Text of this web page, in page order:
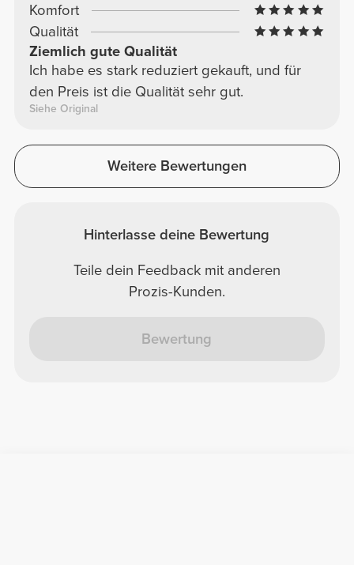
Komfort
Qualität
Ziemlich gute Qualität
Ich habe es stark reduziert gekauft, und für
den Preis ist die Qualität sehr gut.
Siehe Original
Weitere Bewertungen
Hinterlasse deine Bewertung
Teile dein Feedback mit anderen
Prozis-Kunden.
Bewertung